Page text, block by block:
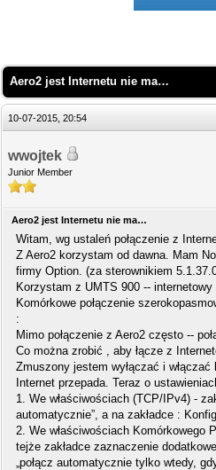
Aero2 jest Internetu nie ma…
10-07-2015, 20:54
wwojtek
Junior Member
Aero2 jest Internetu nie ma…
Witam, wg ustaleń połączenie z
Z Aero2 korzystam od dawna. Mam
firmy Option. (za sterownikiem
Korzystam z UMTS 900 --
Komórkowe połączenie
:
Mimo połączenie z Aero2 często --
Co można zrobić , aby łącze z
Zmuszony jestem wyłączać i
Internet przepada. Teraz o
1. We właściwościach (TCP/IPv4) -
automatycznie”, a na zakładce :
2. We właściwościach Komórkowego
tejże zakładce zaznaczenie
„połącz automatycznie tylko wtedy,